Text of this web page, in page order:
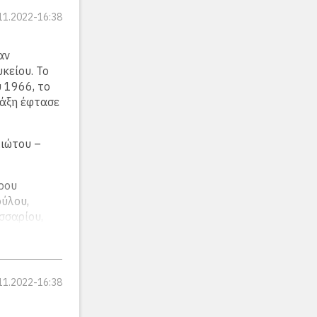
Ο
οι
είναι
σελίδες
16:38
Το
1966, το
έφτασε
–
16:38